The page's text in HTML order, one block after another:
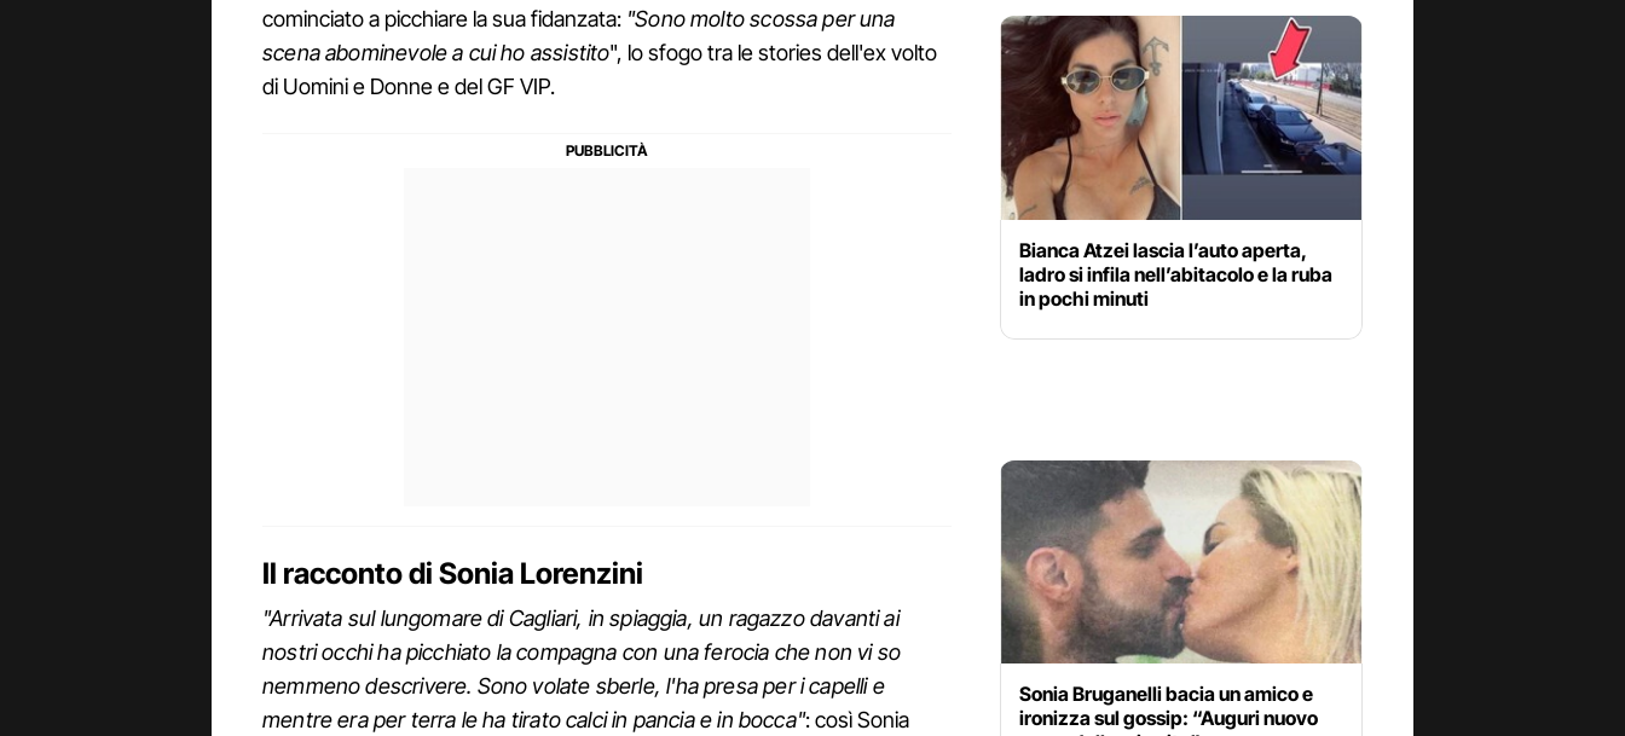
cominciato a picchiare la sua fidanzata: "Sono molto scossa per una
scena abominevole a cui ho assistito", lo sfogo tra le stories dell'ex volto
di Uomini e Donne e del GF VIP.
Il racconto di Sonia Lorenzini
"Arrivata sul lungomare di Cagliari, in spiaggia, un ragazzo davanti ai
nostri occhi ha picchiato la compagna con una ferocia che non vi so
nemmeno descrivere. Sono volate sberle, l'ha presa per i capelli e
mentre era per terra le ha tirato calci in pancia e in bocca": così Sonia
Bianca Atzei lascia l’auto aperta,
ladro si infila nell’abitacolo e la ruba
in pochi minuti
Sonia Bruganelli bacia un amico e
ironizza sul gossip: “Auguri nuovo